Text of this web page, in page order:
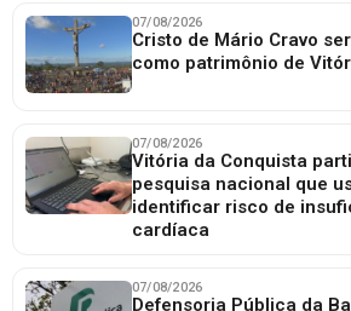
07/08/2026
Cristo de Mário Cravo
como patrimônio de
07/08/2026
Vitória da Conquista
pesquisa nacional que
identificar risco de
cardíaca
07/08/2026
Defensoria Pública da